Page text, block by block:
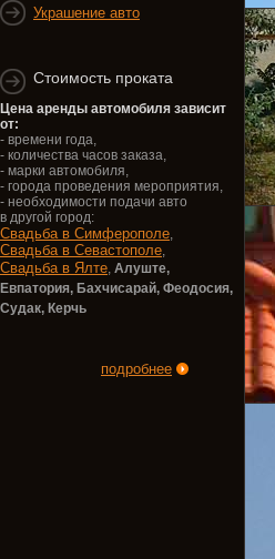
Украшение авто
Стоимость проката
Цена аренды автомобиля зависит
от:
- времени года,
- количества часов заказа,
- марки автомобиля,
- города проведения мероприятия,
- необходимости подачи авто
в другой город:
Свадьба в Симферополе,
Свадьба в Севастополе,
Свадьба в Ялте, Алуште,
Евпатория, Бахчисарай, Феодосия,
Судак, Керчь
подробнее